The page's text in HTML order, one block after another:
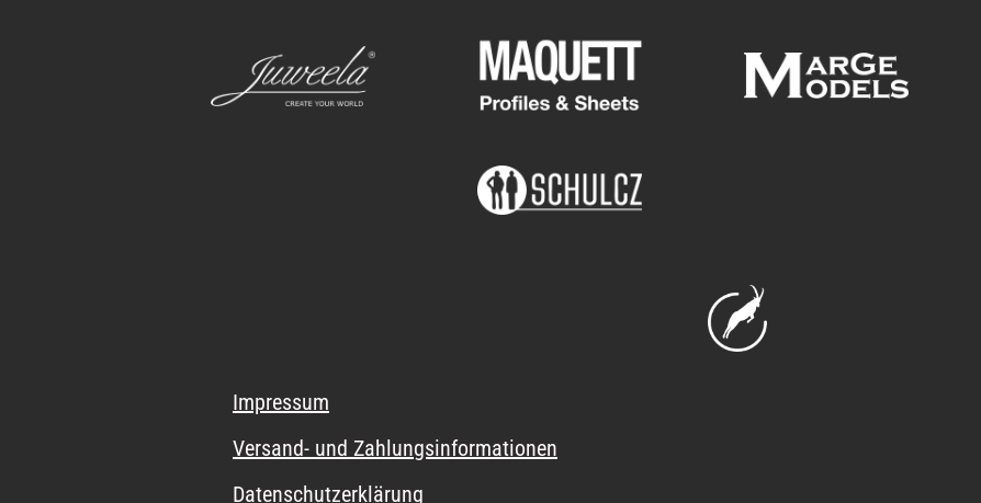
Impressum
Versand- und Zahlungsinformationen
Datenschutzerklärung